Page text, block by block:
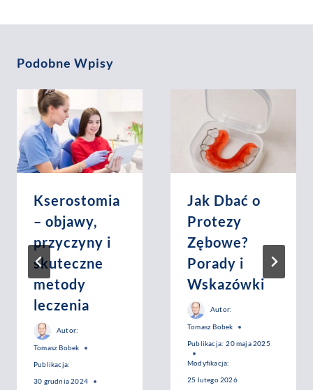
Podobne Wpisy
Kserostomia
– objawy,
przyczyny i
skuteczne
metody
leczenia
Autor:
Tomasz Bobek
Publikacja:
30 grudnia 2024
Jak Dbać o
Protezy
Zębowe?
Porady i
Wskazówki
Autor:
Tomasz Bobek
Publikacja: 20 maja 2025
Modyfikacja:
25 lutego 2026